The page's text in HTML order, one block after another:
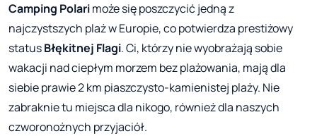
Camping Polarimoże się poszczycić jedną z
najczystszych plaż w Europie, co potwierdza prestiżowy
statusBłękitnej Flagi. Ci, którzy nie wyobrażają sobie
wakacji nad ciepłym morzem bez plażowania, mają dla
siebie prawie 2 km piaszczysto-kamienistej plaży. Nie
zabraknie tu miejsca dla nikogo, również dla naszych
czworonożnych przyjaciół.